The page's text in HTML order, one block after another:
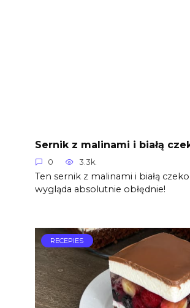
Sernik z malinami i białą
0 3.3k.
Ten sernik z malinami i białą
wygląda absolutnie obłędnie!
RECEPIES